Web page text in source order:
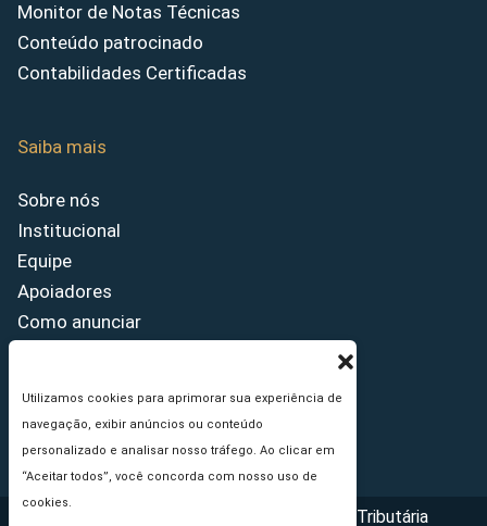
Utilizamos cookies para aprimorar sua experiência de
navegação, exibir anúncios ou conteúdo
personalizado e analisar nosso tráfego. Ao clicar em
“Aceitar todos”, você concorda com nosso uso de
cookies.
Monitor de Notas Técnicas
Conteúdo patrocinado
Contabilidades Certificadas
Saiba mais
Sobre nós
Institucional
Equipe
Apoiadores
Como anunciar
Princípios Editoriais
Copyright © 2026 - Portal da Reforma Tributária